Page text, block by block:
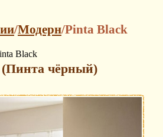
/Модерн/Pinta Black
Black
чёрный)